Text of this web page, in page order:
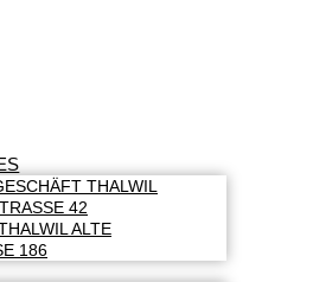
THALWIL
42
ALTE
186